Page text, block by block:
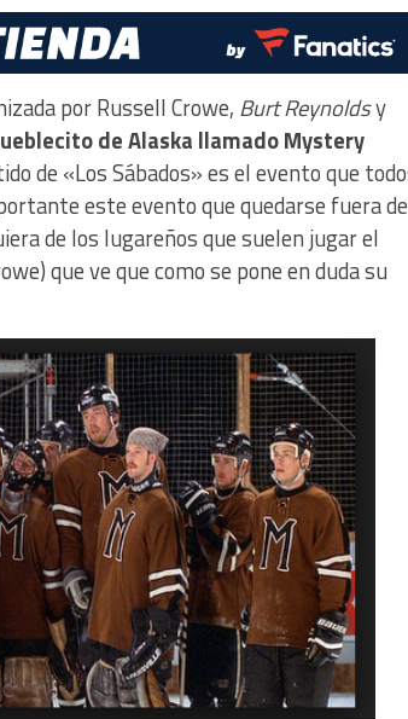
por Russell Crowe, Burt Reynoldsy
de Alaska llamado Mystery
de «Los Sábados» es el evento que
este evento que quedarse fuera de
de los lugareños que suelen jugar el
que ve que como se pone en duda su